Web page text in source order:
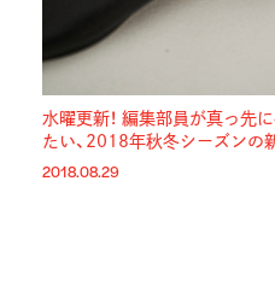
水曜更新！ 編集部員が真っ先
たい、2018年秋冬シーズンの新
2018.08.29